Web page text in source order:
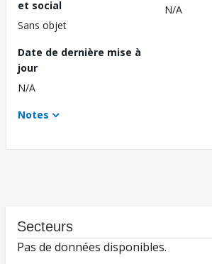
et social
Sans objet
N/A
Date de dernière mise à
jour
N/A
Notes
Secteurs
Pas de données disponibles.